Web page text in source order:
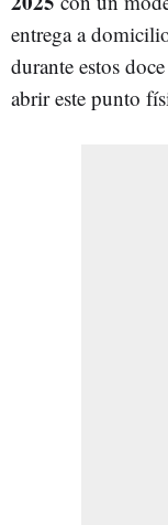
entrega a
durante estos
abrir este punto